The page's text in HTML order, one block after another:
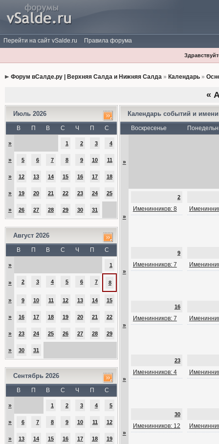
Перейти на сайт vSalde.ru Правила форума
Форум вСалде.ру | Верхняя Салда и Нижняя Салда» Календарь»
«
Июль 2026
В П В С Ч П С
» 1 2 3 4
» 5 6 7 8 9 10 11
» 12 13 14 15 16 17 18
» 19 20 21 22 23 24 25
» 26 27 28 29 30 31
Август 2026
В П В С Ч П С
» 1
» 2 3 4 5 6 7 8
» 9 10 11 12 13 14 15
» 16 17 18 19 20 21 22
» 23 24 25 26 27 28 29
» 30 31
Сентябрь 2026
В П В С Ч П С
» 1 2 3 4 5
» 6 7 8 9 10 11 12
» 13 14 15 16 17 18 19
Календарь событий и
Воскресенье
»
»
2
Именинников: 8
»
9
Именинников: 7
»
16
Именинников: 7
»
23
Именинников: 4
»
30
Именинников: 12